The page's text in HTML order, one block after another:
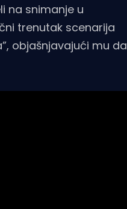
na snimanje u
trenutak scenarija
objašnjavajući mu da